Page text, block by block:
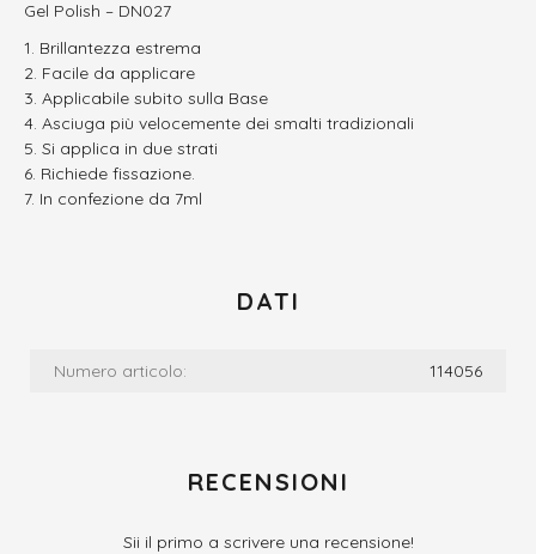
Gel Polish – DN027
Brillantezza estrema
Facile da applicare
Applicabile subito sulla Base
Asciuga più velocemente dei smalti tradizionali
Si applica in due strati
Richiede fissazione.
In confezione da 7ml
DATI
Numero articolo: 114056
RECENSIONI
Sii il primo a scrivere una recensione!